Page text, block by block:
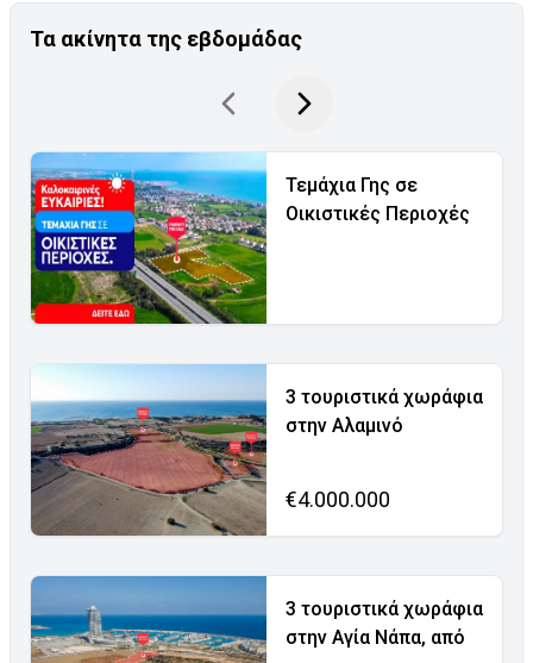
Τα ακίνητα της εβδομάδας
Τεμάχια Γης σε
Οικιστικές Περιοχές
3 τουριστικά χωράφια
στην Αλαμινό
€4.000.000
3 τουριστικά χωράφια
στην Αγία Νάπα, από